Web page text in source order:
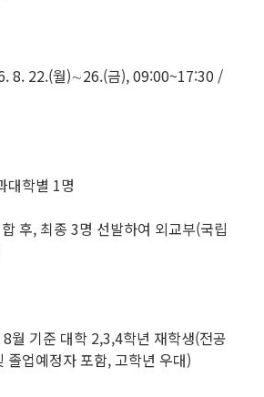
8. 22.(월)∼26.(금), 09:00~17:30 /
대학별 1명
후, 최종 3명 선발하여 외교부(국립
월 기준 대학 2,3,4학년 재학생(전공
졸업예정자 포함, 고학년 우대)